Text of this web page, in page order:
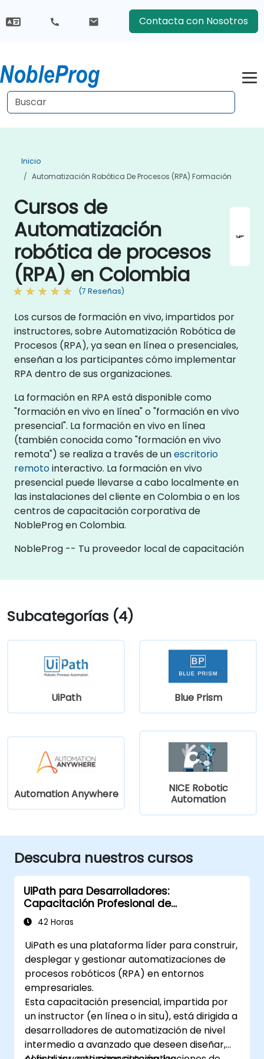
Contacta con Nosotros
Inicio
Automatización Robótica De Procesos (RPA) Formación
Cursos de
Automatización
robótica de procesos
(RPA) en Colombia
(7 Reseñas)
Los cursos de formación en vivo, impartidos por
instructores, sobre Automatización Robótica de
Procesos (RPA), ya sean en línea o presenciales,
enseñan a los participantes cómo implementar
RPA dentro de sus organizaciones.
La formación en RPA está disponible como
"formación en vivo en línea" o "formación en vivo
presencial". La formación en vivo en línea
(también conocida como "formación en vivo
remota") se realiza a través de unescritorio
remotointeractivo. La formación en vivo
presencial puede llevarse a cabo localmente en
las instalaciones del cliente en Colombia o en los
centros de capacitación corporativa de
NobleProg en Colombia.
NobleProg -- Tu proveedor local de capacitación
Subcategorías (4)
UiPath Blue Prism
Automation Anywhere
NICE Robotic
Automation
Descubra nuestros cursos
UiPath para Desarrolladores:
Capacitación Profesional de
Desarrollador de Automatización
(v2024.10)
42 Horas
UiPath es una plataforma líder para construir,
desplegar y gestionar automatizaciones de
procesos robóticos (RPA) en entornos
empresariales.
Esta capacitación presencial, impartida por
un instructor (en línea o in situ), está dirigida a
desarrolladores de automatización de nivel
intermedio a avanzado que deseen diseñar,